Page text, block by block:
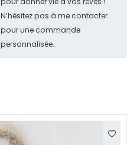
N’hésitez pas à me contacter
pour une commande
personnalisée.